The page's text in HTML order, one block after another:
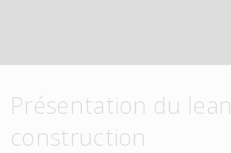
Présentation du lean
construction